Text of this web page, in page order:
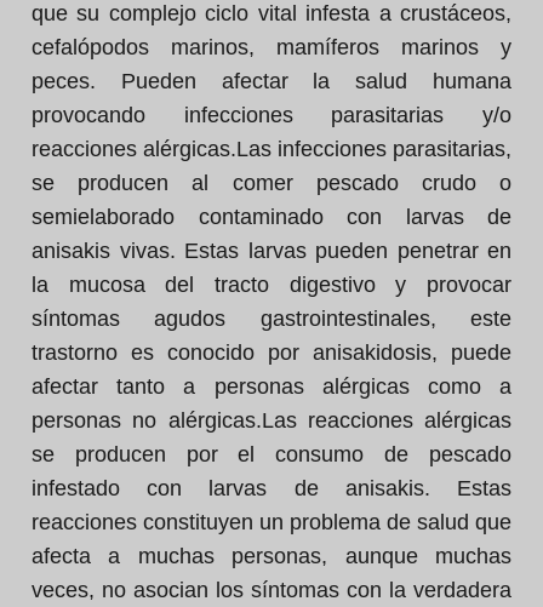
que su complejo ciclo vital infesta a crustáceos,
cefalópodos marinos, mamíferos marinos y
peces. Pueden afectar la salud humana
provocando infecciones parasitarias y/o
reacciones alérgicas.Las infecciones parasitarias,
se producen al comer pescado crudo o
semielaborado contaminado con larvas de
anisakis vivas. Estas larvas pueden penetrar en
la mucosa del tracto digestivo y provocar
síntomas agudos gastrointestinales, este
trastorno es conocido por anisakidosis, puede
afectar tanto a personas alérgicas como a
personas no alérgicas.Las reacciones alérgicas
se producen por el consumo de pescado
infestado con larvas de anisakis. Estas
reacciones constituyen un problema de salud que
afecta a muchas personas, aunque muchas
veces, no asocian los síntomas con la verdadera